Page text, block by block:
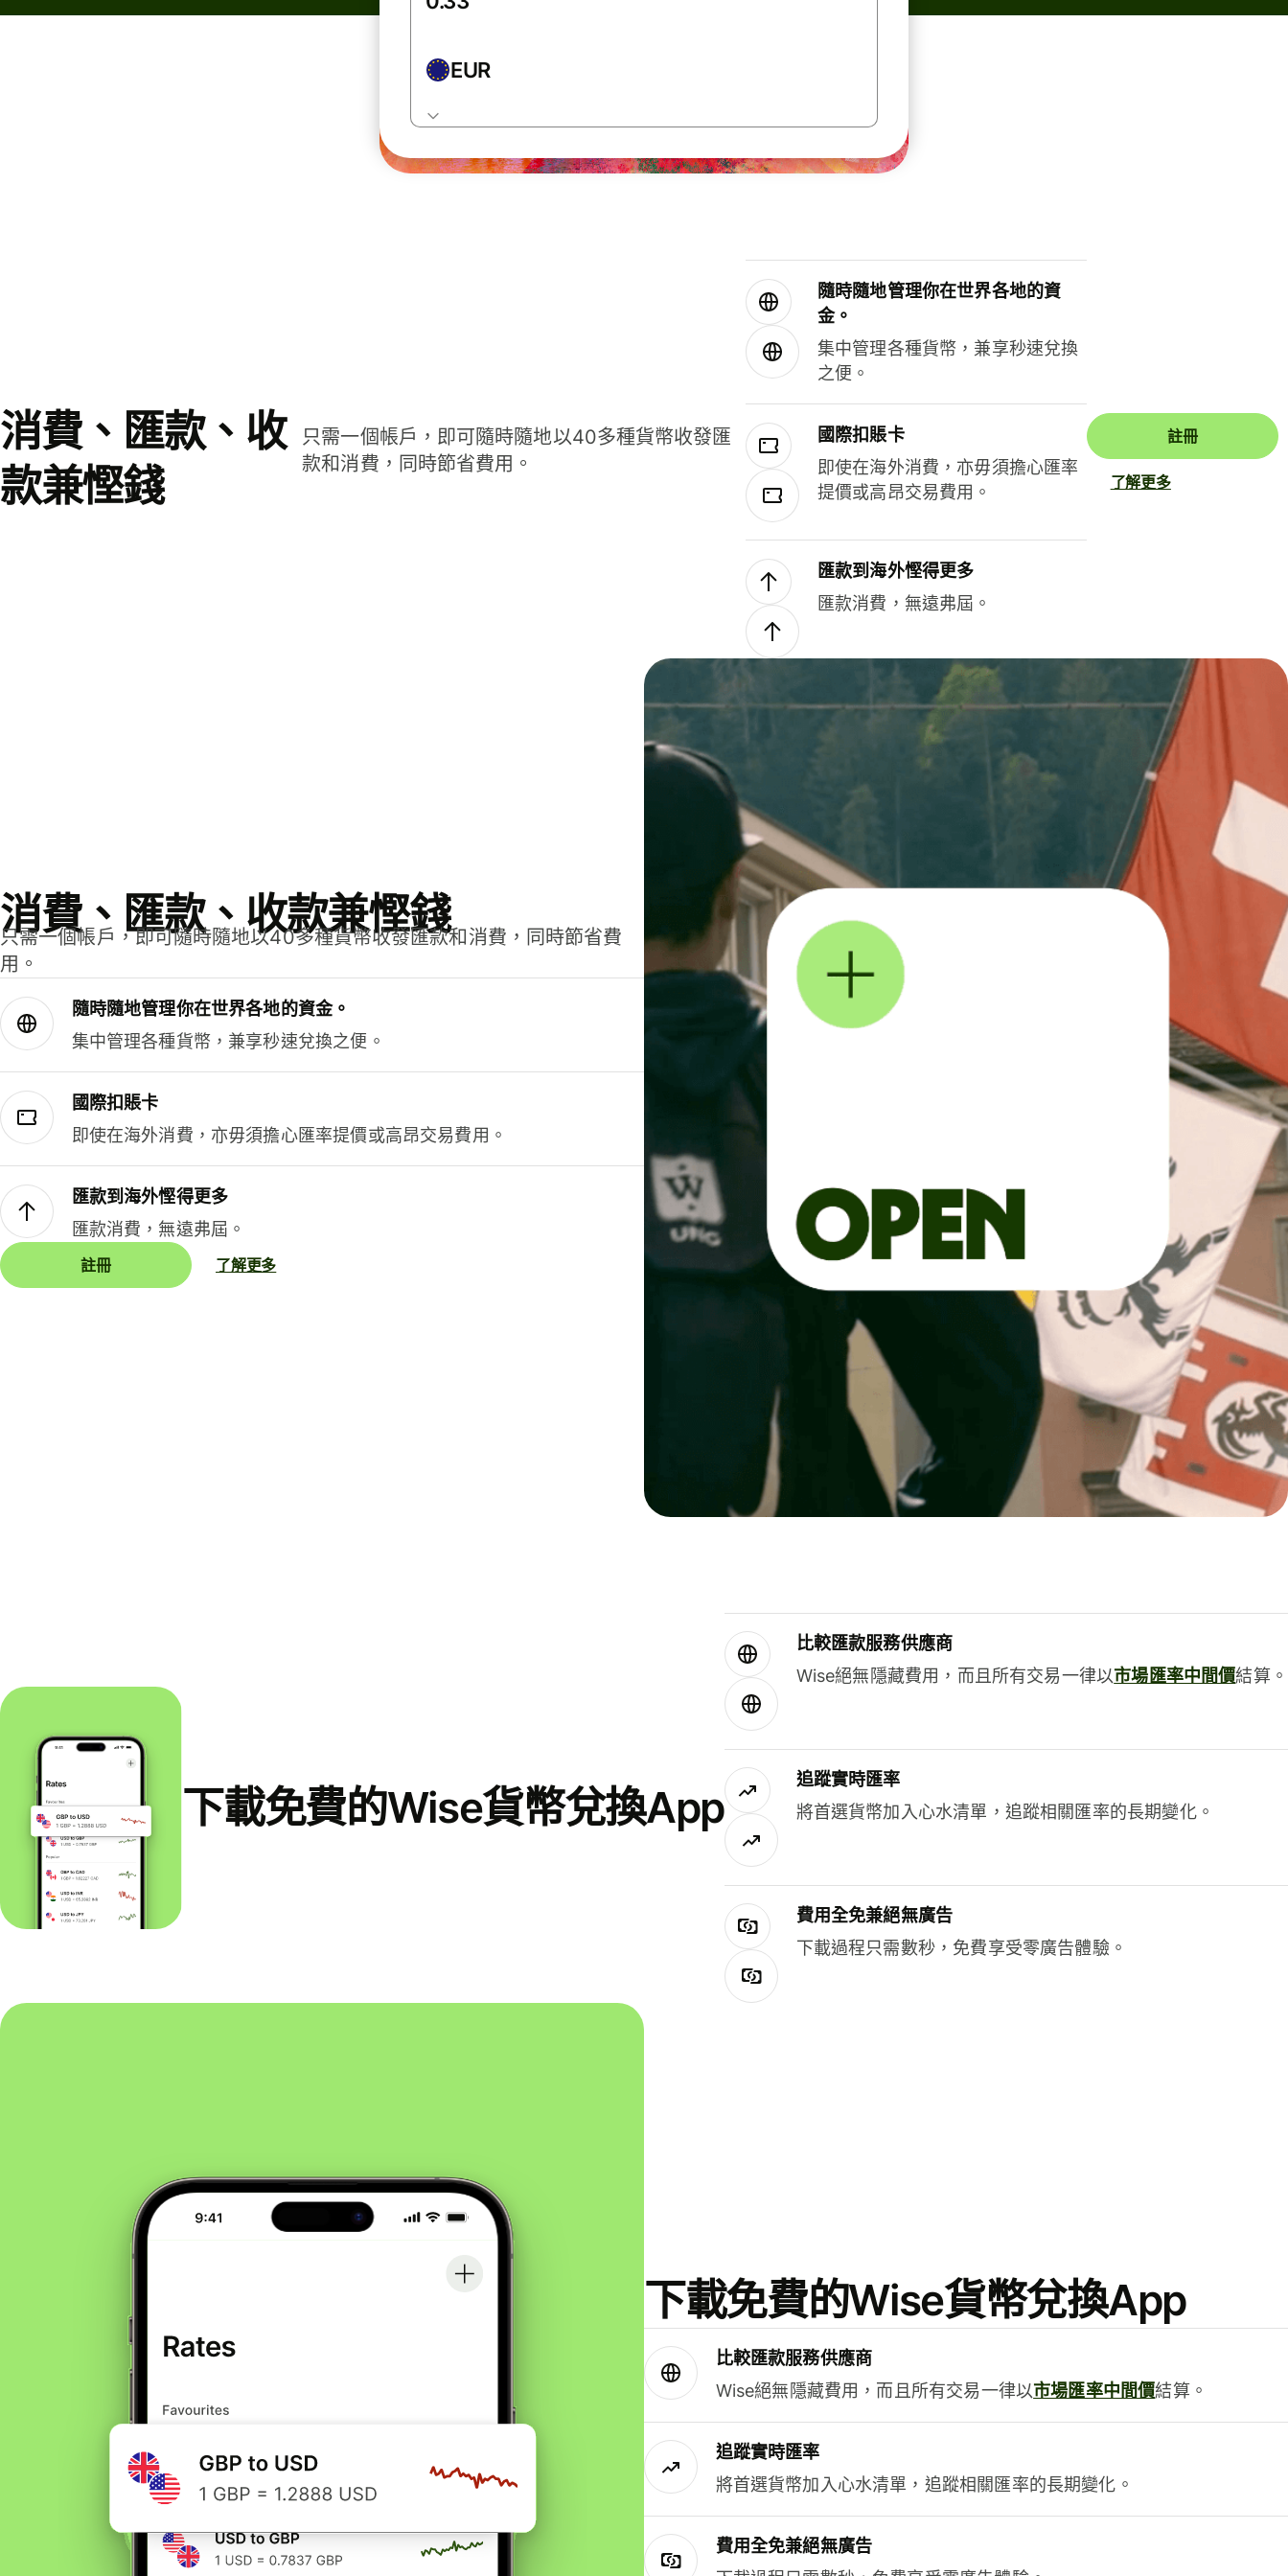
EUR
消費、匯款、收
款兼慳錢
只需一個帳戶，即可隨時隨地以40多種貨幣收發匯
款和消費，同時節省費用。
隨時隨地管理你在世界各地的資
金。
集中管理各種貨幣，兼享秒速兌換
之便。
國際扣賬卡
即使在海外消費，亦毋須擔心匯率
提價或高昂交易費用。
匯款到海外慳得更多
匯款消費，無遠弗屆。
註冊
了解更多
消費、匯款、收款兼慳錢
只需一個帳戶，即可隨時隨地以40多種貨幣收發匯款和消費，同時節省費
用。
隨時隨地管理你在世界各地的資金。
集中管理各種貨幣，兼享秒速兌換之便。
國際扣賬卡
即使在海外消費，亦毋須擔心匯率提價或高昂交易費用。
匯款到海外慳得更多
匯款消費，無遠弗屆。
註冊 了解更多
下載免費的Wise貨幣兌換App
比較匯款服務供應商
Wise絕無隱藏費用，而且所有交易一律以市場匯率中間價結算。
追蹤實時匯率
將首選貨幣加入心水清單，追蹤相關匯率的長期變化。
費用全免兼絕無廣告
下載過程只需數秒，免費享受零廣告體驗。
下載免費的Wise貨幣兌換App
比較匯款服務供應商
Wise絕無隱藏費用，而且所有交易一律以市場匯率中間價結算。
追蹤實時匯率
將首選貨幣加入心水清單，追蹤相關匯率的長期變化。
費用全免兼絕無廣告